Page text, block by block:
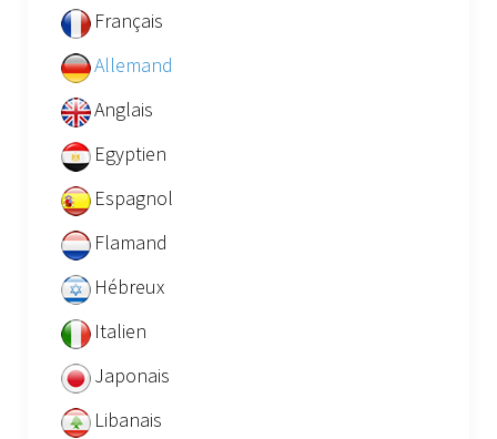
Français
Allemand
Anglais
Egyptien
Espagnol
Flamand
Hébreux
Italien
Japonais
Libanais